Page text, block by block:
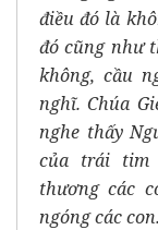
điều đó là
đó cũng như
không, cầu
nghĩ. Chúa
nghe thấy
của trái tim
thương các
ngóng các